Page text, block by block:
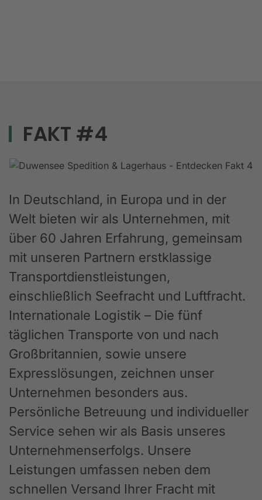
FAKT #4
In Deutschland, in Europa und in der
Welt bieten wir als Unternehmen, mit
über 60 Jahren Erfahrung, gemeinsam
mit unseren Partnern erstklassige
Transportdienstleistungen,
einschließlich Seefracht und Luftfracht.
Internationale Logistik – Die fünf
täglichen Transporte von und nach
Großbritannien, sowie unsere
Expresslösungen, zeichnen unser
Unternehmen besonders aus.
Persönliche Betreuung und individueller
Service sehen wir als Basis unseres
Unternehmenserfolgs. Unsere
Leistungen umfassen neben dem
schnellen Versand Ihrer Fracht mit